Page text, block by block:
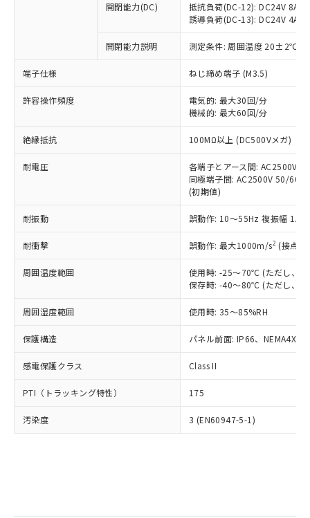
開閉能力(DC)
抵抗負荷(DC-12): DC24V 8A/
誘導負荷(DC-13): DC24V 4A/
開閉能力説明 測定条件: 周囲温度 20±2℃、
端子仕様 ねじ締め端子 (M3.5)
許容操作頻度
電気的: 最大30回/分
機械的: 最大60回/分
絶縁抵抗 100MΩ以上 (DC500Vメガ)
耐電圧
各端子とアース間: AC2500V
同極端子間: AC2500V 50/
(初期値)
耐振動 誤動作: 10～55Hz 複振幅
耐衝撃 誤動作: 最大1000m/s2 (接点
周囲温度範囲
使用時: -25～70℃ (ただし、氷
保存時: -40～80℃ (ただし、氷
周囲湿度範囲 使用時: 35～85%RH
保護構造 パネル前面: IP66、NEMA4X,
感電保護クラス Class II
PTI（トラッキング特性） 175
汚染度 3 (EN60947-5-1)
以下の条件をお読みいただき、同意のうえ
ご利用ください。
本サービスは、当社制御機器事業取扱
商品の当社在庫状況および標準価格
(税抜)を提供させていただくもので
当社制御機器事業取扱商品の中には、
本サービスの対象外となる商品もある
ことをご了承ください。
在庫状況および標準価格照会結果は、
記載している更新日時点での社内デー
タに基づき作成されるものであり、閲
覧された時点での実際の在庫および標
準価格とは異なる場合があることをご
正式な納期状況および標準価格はお客
様のお取引先、またはお客様担当のオ
ムロン制御機器販売店・当社販売員に
オムロン制御機器販売店や当社販売拠
販売ネットワーク
」をご確認
在庫状況および標準価格結果を当社の
事前の承諾なく第三者に漏洩または開
示しないようお願いします。
マイパーツ機能（部品リスト作成サー
ビス）をご利用いただくには、I-Web
品・サービスに関するお客様との取
対応予定なし：EU RoHS指令（10物質）の
非含有に非対応の商品で、対応品を出す予
調査・確認中：EU RoHS指令（10物質）の
非含有の対応状況を調査中または確認中の
商品です。
非該当品：ライセンス料など無形物で、有
害物質有無と関係のない商品です。
仕入先様の事情により、非含有部品として
いたものが、含有品と判明した場合などや
むを得ず変更することがあります。
鉛(Pb) 1000ppm以下、 水銀(Hg) 1000ppm以下、 カド
六価クロム(Cr(Ⅵ)) 1000ppm以下、ポリ臭化ビフェニル
類(PBB) 1000ppm以下、ポリ臭化ジフェニルエーテル類
ルベンジル（BBP） 1000ppm以下、フタル酸ジブチル
（DBP） 1000ppm以下、フタル酸ジイソブチル
但し、RoHS指令で産業用監視および制御機器に対する
適用除外項目は除く。
フタル酸エステル類の４物質については閾値を超える意
図的な使用がないことを確認しています。
部品在庫の切り替え状況などにより、予定
月が前後することがあります。
「○」：最大均質材料含有率が中国RoHSの
基準値以下であることを示します。
「×」：最大均質材料含有率が中国RoHSの
基準値を超えていることを示します。
「－」：未確認です。当社販売部門へお問
*中国RoHS10物質の基準値 (GB/T26572)：
Pb(鉛) :1000ppm、 Hg(水銀) : 1000ppm、 Cd(カドミウ
Cr(Ⅵ)(六価クロム) : 1000ppm、 PBBs(ポリ臭化ビフェ
ニル類) : 1000ppm、 PBDEs(ポリ臭化ジフェニルエーテ
ル類) : 1000ppm、
DBP(フタル酸ジブチル) : 1000ppm、 DIBP(フタル酸ジ
イソブチル) : 1000ppm、 BBP(フタル酸ブチルベンジ
DEHP(フタル酸ビス(2-エチルヘキシル)) : 1000ppm
「ｅ」：有害物質（10物質）のすべてが基
準値以下であることを示します。
「10」：通常の使用状況下において有害物
質が外部に漏えいし、環境に深刻な影響を
及ぼさない年数を意味します。
当社は、これら貴社製品のうち、外国
為替および外国貿易法に定める商品
（以下｢規制貨物等」という）を輸出
または国外への提供する場合は、日本
国政府の輸出許可(または役務取引許
可)を取得するなどの必要な手続きを
当社は規制貨物を破棄する場合は、完
全に破砕するなど、違法に輸出されな
いよう必要な手段を講じます。
当社は貴社製品を、核兵器、ミサイ
ル、化学兵器、生物兵器またはその他
武器並びにこれらの製造装置等に一切
当社は、貴社製品を第三者に販売する
場合は、上記1、2および3の内容を当
該第三者に通知します。また当社は、
販売先および販売に係わる関係者が違
法に輸出するおそれがある場合は、取
り引きをいたしません。
一定数以上の在庫あり
一定数には満たないが在庫あり
在庫なし(最新の在庫状況につ
いては、お客様のお取引先、ま
たはお客様担当のオムロン制御
機器販売店・当社販売員にご確
受注生産機種、また在庫状況の
情報を公開していない機種